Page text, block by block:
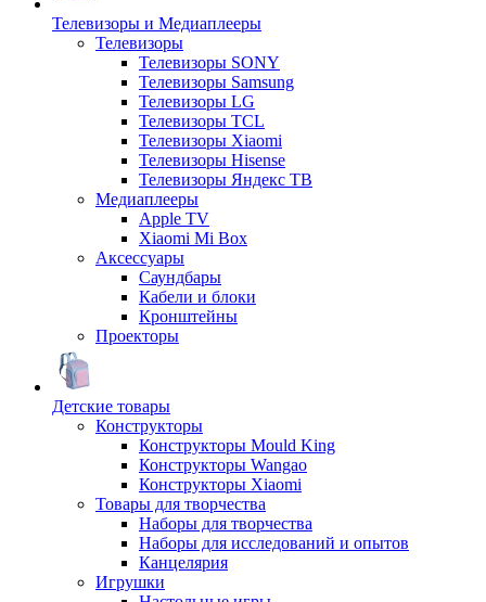
Телевизоры и Медиаплееры
Телевизоры
Телевизоры SONY
Телевизоры Samsung
Телевизоры LG
Телевизоры TCL
Телевизоры Xiaomi
Телевизоры Hisense
Телевизоры Яндекс ТВ
Медиаплееры
Apple TV
Xiaomi Mi Box
Аксессуары
Саундбары
Кабели и блоки
Кронштейны
Проекторы
Детские товары
Конструкторы
Конструкторы Mould King
Конструкторы Wangao
Конструкторы Xiaomi
Товары для творчества
Наборы для творчества
Наборы для исследований и опытов
Канцелярия
Игрушки